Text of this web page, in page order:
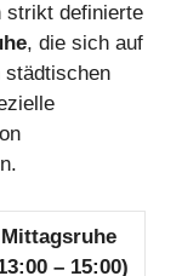
strikt definierte
, die sich auf
Mittagsruhe
– 15:00)